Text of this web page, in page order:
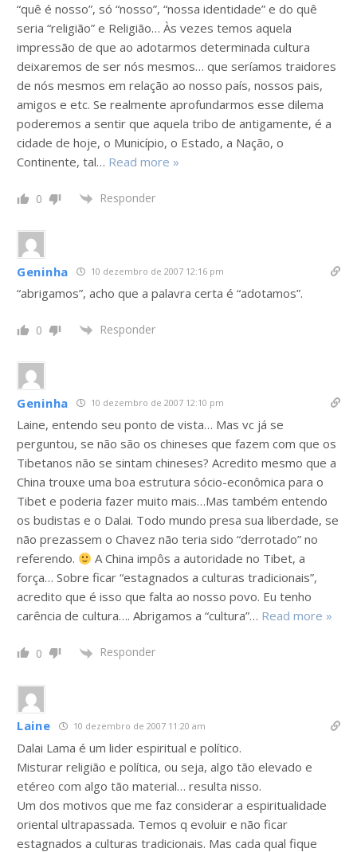
“quê é nosso”, só “nosso”, “nossa identidade” e do quê
seria “religião” e Religião… Às vezes temos aquela
impressão de que ao adotarmos determinada cultura
deixaremos de ser nós mesmos… que seríamos traidores
de nós mesmos em relação ao nosso país, nossos pais,
amigos e etc. Se realmente aprofundarmos esse dilema
poderemos a sentir que aquela tribo de antigamente, é a
cidade de hoje, o Município, o Estado, a Nação, o
Continente, tal… Read more »
0 Responder
Geninha 10 dezembro de 2007 12:16 pm
“abrigamos”, acho que a palavra certa é “adotamos”.
0 Responder
Geninha 10 dezembro de 2007 12:10 pm
Laine, entendo seu ponto de vista… Mas vc já se
perguntou, se não são os chineses que fazem com que os
Tibetanos não se sintam chineses? Acredito mesmo que a
China trouxe uma boa estrutura sócio-econômica para o
Tibet e poderia fazer muito mais…Mas também entendo
os budistas e o Dalai. Todo mundo presa sua liberdade, se
não prezassem o Chavez não teria sido “derrotado” no
referendo.
A China impôs a autoridade no Tibet, a
força… Sobre ficar “estagnados a culturas tradicionais”,
acredito que é isso que falta ao nosso povo. Eu tenho
carência de cultura…. Abrigamos a “cultura”… Read more »
0 Responder
Laine 10 dezembro de 2007 11:20 am
Dalai Lama é um lider espiritual e político.
Misturar religião e política, ou seja, algo tão elevado e
etéreo com algo tão material… resulta nisso.
Um dos motivos que me faz considerar a espiritualidade
oriental ultrapassada. Temos q evoluir e não ficar
estagnados a culturas tradicionais. Mas cada qual fique